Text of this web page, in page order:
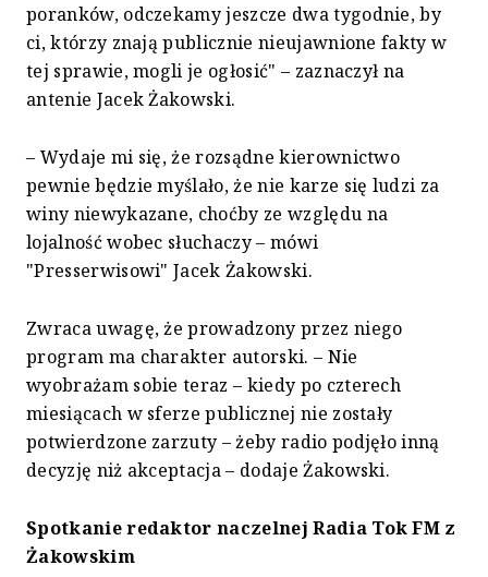
poranków, odczekamy jeszcze dwa tygodnie, by
ci, którzy znają publicznie nieujawnione fakty w
tej sprawie, mogli je ogłosić" – zaznaczył na
antenie Jacek Żakowski.
– Wydaje mi się, że rozsądne kierownictwo
pewnie będzie myślało, że nie karze się ludzi za
winy niewykazane, choćby ze względu na
lojalność wobec słuchaczy – mówi
"Presserwisowi" Jacek Żakowski.
Zwraca uwagę, że prowadzony przez niego
program ma charakter autorski. – Nie
wyobrażam sobie teraz – kiedy po czterech
miesiącach w sferze publicznej nie zostały
potwierdzone zarzuty – żeby radio podjęło inną
decyzję niż akceptacja – dodaje Żakowski.
Spotkanie redaktor naczelnej Radia Tok FM z
Żakowskim